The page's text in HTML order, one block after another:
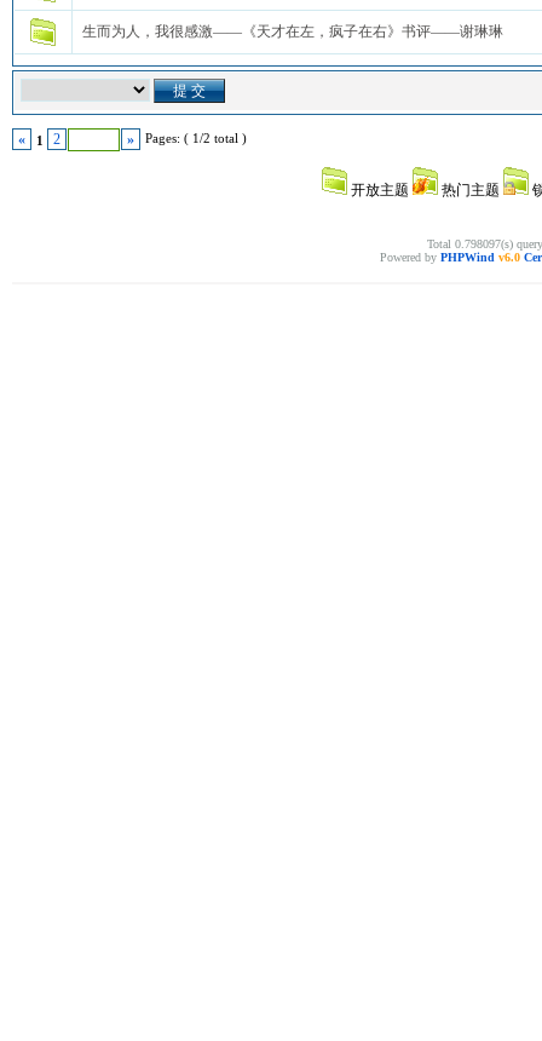
生而为人，我很感激——《天才在左，疯子在右》书评——谢琳琳
« 1 2 » Pages: ( 1/2 total )
开放主题 热门主题
Total 0.798097(s)
Powered by PHPWind v6.0